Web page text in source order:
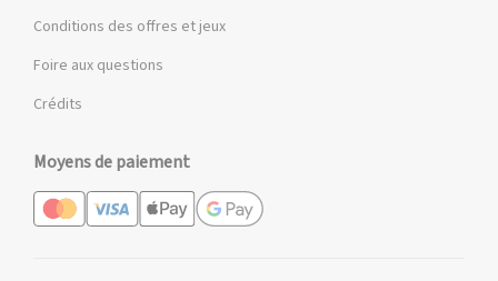
Conditions des offres et jeux
Foire aux questions
Crédits
Moyens de paiement